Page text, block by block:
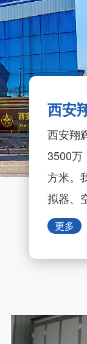
西安
西安翔
3500万
方米。
拟器、
工、各
更多